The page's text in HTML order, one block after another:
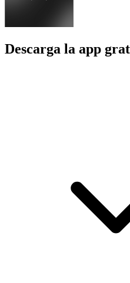
Descarga la app